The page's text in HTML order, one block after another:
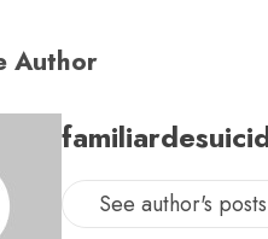
Author
See author's posts